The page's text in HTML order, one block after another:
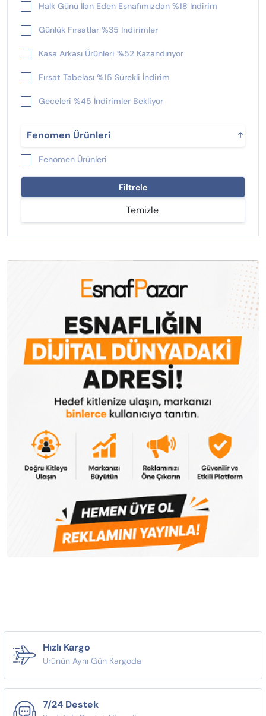
Halk Günü İlan Eden Esnafımızdan %18 İndirim
Günlük Fırsatlar %35 İndirimler
Kasa Arkası Ürünleri %52 Kazandırıyor
Fırsat Tabelası %15 Sürekli İndirim
Geceleri %45 İndirimler Bekliyor
Fenomen Ürünleri
Fenomen Ürünleri
Filtrele
Temizle
Hızlı Kargo
Ürünün Aynı Gün Kargoda
7/24 Destek